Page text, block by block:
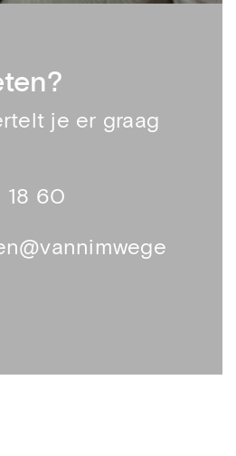
je er graag
60